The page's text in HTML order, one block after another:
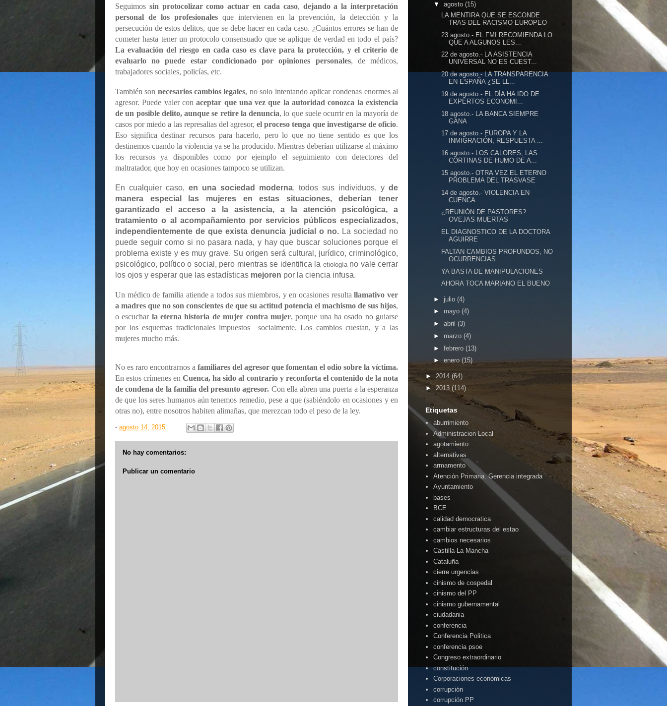
Seguimos sin protocolizar como actuar en cada caso, dejando a la interpretación
personal de los profesionalesque intervienen en la prevención, la detección y la
persecución de estos delitos, que se debe hacer en cada caso. ¿Cuántos errores se han de
cometer hasta tener un protocolo consensuado que se aplique de verdad en todo el país?
La evaluación del riesgo en cada caso es clave para la protección, y el criterio de
evaluarlo no puede estar condicionado por opiniones personales, de médicos,
trabajadores sociales, policías, etc.
También son necesarios cambios legales, no solo intentando aplicar condenas enormes al
agresor. Puede valer conaceptar que una vez que la autoridad conozca la existencia
de un posible delito, aunque se retire la denuncia, lo que suele ocurrir en la mayoría de
casos por miedo a las represalias del agresor,el proceso tenga que investigarse de oficio.
Eso significa destinar recursos para hacerlo, pero lo que no tiene sentido es que los
destinemos cuando la violencia ya se ha producido. Mientras deberían utilizarse al máximo
los recursos ya disponibles como por ejemplo el seguimiento con detectores del
maltratador, que hoy en ocasiones tampoco se utilizan.
En cualquier caso, en una sociedad moderna, todos sus individuos, y de
manera especial las mujeres en estas situaciones, deberían tener
garantizado el acceso a la asistencia, a la atención psicológica, a
tratamiento o al acompañamiento por servicios públicos especializados,
independientemente de que exista denuncia judicial o no.La sociedad no
puede seguir como si no pasara nada, y hay que buscar soluciones porque el
problema existe y es muy grave. Su origen será cultural, jurídico, criminológico,
psicológico, político o social, pero mientras se identifica la etiologíano vale cerrar
los ojos y esperar que las estadísticas mejoren por la ciencia infusa.
Un médico de familia atiende a todos sus miembros, y en ocasiones resultallamativo ver
a madres que no son conscientes de que su actitud potencia el machismo de sus hijos,
o escuchar la eterna historia de mujer contra mujer, porque una ha osado no guiarse
por los esquemas tradicionales impuestos socialmente. Los cambios cuestan, y a las
mujeres mucho más.
No es raro encontrarnos a familiares del agresor que fomentan el odio sobre la víctima.
En estos crímenes enCuenca, ha sido al contrario y reconforta el contenido de la nota
de condena de la familia del presunto agresor. Con ella abren una puerta a la esperanza
de que los seres humanos aún tenemos remedio, pese a que (sabiéndolo en ocasiones y en
otras no), entre nosotros habiten alimañas, que merezcan todo el peso de la ley.
- agosto 14, 2015
No hay comentarios:
Publicar un comentario
▼ agosto (15)
LA MENTIRA QUE SE ESCONDE
TRAS DEL RACISMO EUROPEO
23 agosto.- EL FMI RECOMIENDA LO
QUE A ALGUNOS LES...
22 de agosto.- LA ASISTENCIA
UNIVERSAL NO ES CUEST...
20 de agosto.- LA TRANSPARENCIA
EN ESPAÑA ¿SE LL...
19 de agosto.- EL DÍA HA IDO DE
EXPERTOS ECONOMI...
18 agosto.- LA BANCA SIEMPRE
GANA
17 de agosto.- EUROPA Y LA
INMIGRACIÓN, RESPUESTA ...
16 agosto.- LOS CALORES, LAS
CORTINAS DE HUMO DE A...
15 agosto.- OTRA VEZ EL ETERNO
PROBLEMA DEL TRASVASE
14 de agosto.- VIOLENCIA EN
CUENCA
¿REUNIÓN DE PASTORES?
OVEJAS MUERTAS
EL DIAGNOSTICO DE LA DOCTORA
AGUIRRE
FALTAN CAMBIOS PROFUNDOS, NO
OCURRENCIAS
YA BASTA DE MANIPULACIONES
AHORA TOCA MARIANO EL BUENO
► julio (4)
► mayo (4)
► abril (3)
► marzo (4)
► febrero (13)
► enero(15)
► 2014 (64)
►2013 (114)
Etiquetas
aburrimiento
Administracion Local
agotamiento
alternativas
armamento
Atención Primaria. Gerencia integrada
Ayuntamiento
bases
BCE
calidad democratica
cambiar estructuras del estao
cambios necesarios
Castilla-La Mancha
Cataluña
cierre urgencias
cinismo de cospedal
cinismo del PP
cinismo gubernamental
ciudadania
conferencia
Conferencia Politica
conferencia psoe
Congreso extraordinario
constitución
Corporaciones económicas
corrupción
corrupción PP